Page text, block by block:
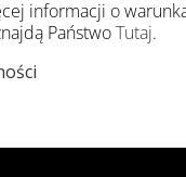
informacji o
PaństwoTutaj.